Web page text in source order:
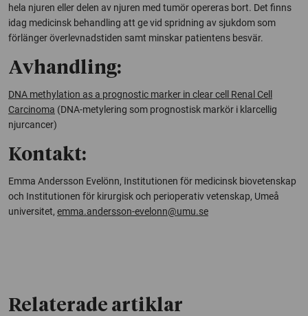
hela njuren eller delen av njuren med tumör opereras bort. Det finns
idag medicinsk behandling att ge vid spridning av sjukdom som
förlänger överlevnadstiden samt minskar patientens besvär.
Avhandling:
DNA methylation as a prognostic marker in clear cell Renal Cell
Carcinoma (DNA-metylering som prognostisk markör i klarcellig
njurcancer)
Kontakt:
Emma Andersson Evelönn, Institutionen för medicinsk biovetenskap
och Institutionen för kirurgisk och perioperativ vetenskap, Umeå
universitet, emma.andersson-evelonn@umu.se
Relaterade artiklar